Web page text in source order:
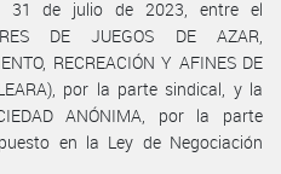
31 de julio de 2023, entre el
DE JUEGOS DE AZAR,
RECREACIÓN Y AFINES DE
por la parte sindical, y la
ANÓNIMA, por la parte
en la Ley de Negociación